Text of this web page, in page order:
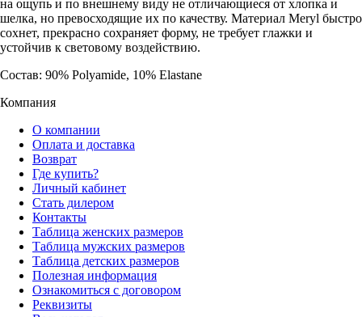
на ощупь и по внешнему виду не отличающиеся от хлопка и
шелка, но превосходящие их по качеству. Материал Meryl быстро
сохнет, прекрасно сохраняет форму, не требует глажки и
устойчив к световому воздействию.
Состав: 90% Polyamide, 10% Elastane
Компания
О компании
Оплата и доставка
Возврат
Где купить?
Личный кабинет
Стать дилером
Контакты
Таблица женских размеров
Таблица мужских размеров
Таблица детских размеров
Полезная информация
Ознакомиться с договором
Реквизиты